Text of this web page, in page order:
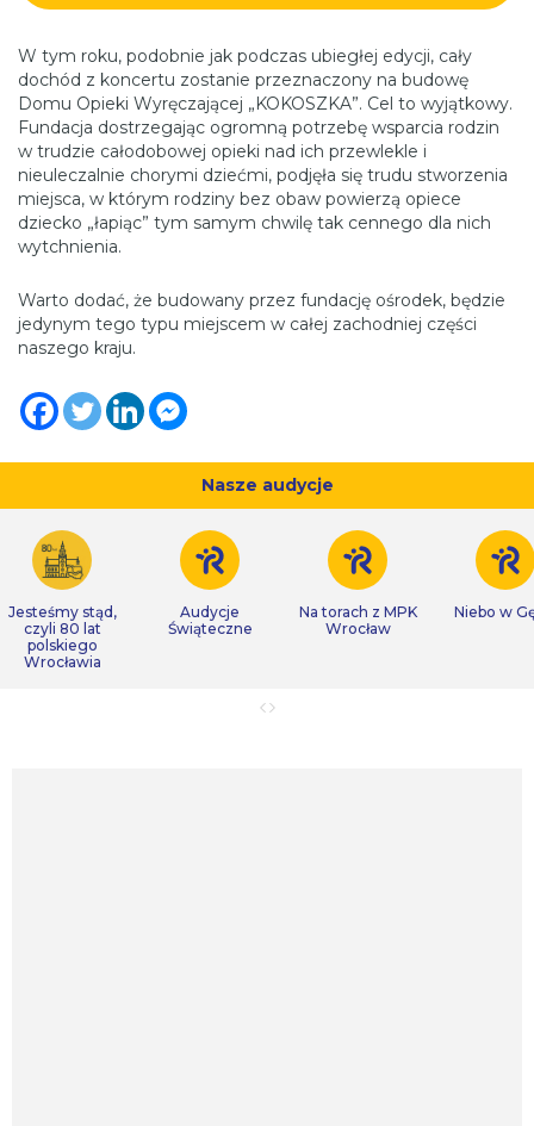
W tym roku, podobnie jak podczas ubiegłej edycji, cały
dochód z koncertu zostanie przeznaczony na budowę
Domu Opieki Wyręczającej „KOKOSZKA”. Cel to wyjątkowy.
Fundacja dostrzegając ogromną potrzebę wsparcia rodzin
w trudzie całodobowej opieki nad ich przewlekle i
nieuleczalnie chorymi dziećmi, podjęła się trudu stworzenia
miejsca, w którym rodziny bez obaw powierzą opiece
dziecko „łapiąc” tym samym chwilę tak cennego dla nich
wytchnienia.
Warto dodać, że budowany przez fundację ośrodek, będzie
jedynym tego typu miejscem w całej zachodniej części
naszego kraju.
Nasze audycje
Jesteśmy stąd,
czyli 80 lat
polskiego
Wrocławia
Audycje
Świąteczne
Na torach z MPK
Wrocław
Niebo w